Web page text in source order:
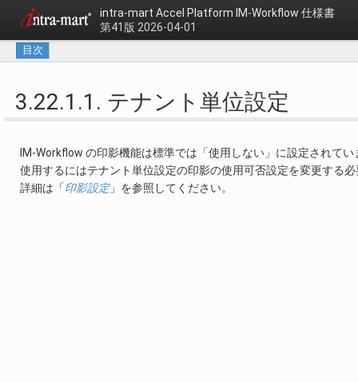
intra-mart Accel Platform IM-Workflow 仕様書
第41版 2026-04-01
目次
3.22.1.1. テナント単位設定
IM-Workflow の印影機能は標準では「使用しない」に設定されてい
使用するにはテナント単位設定の印影の使用可否設定を変更する
詳細は「印影設定」を参照してください。